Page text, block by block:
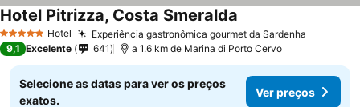
5 Estrelas Hotel Experiência gastronômica gourmet da Sardenha
Hotel Pitrizza, Costa Smeralda
9,1 Excelente 641 a 1.6 km de Marina di Porto Cervo
Selecione as datas para ver os preços
exatos.
Ver preços